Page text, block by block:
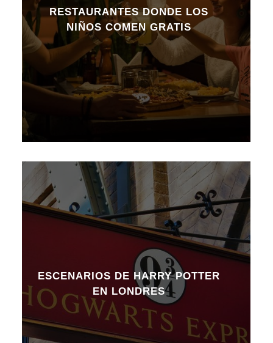
RESTAURANTES DONDE LOS
NIÑOS COMEN GRATIS
ESCENARIOS DE HARRY POTTER
EN LONDRES